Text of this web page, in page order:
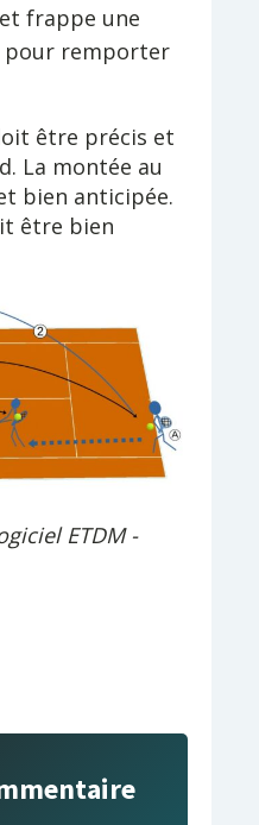
frappe une
pour remporter
être précis et
La montée au
bien anticipée.
être bien
ETDM -